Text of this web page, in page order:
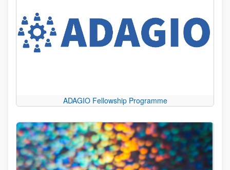
ADAGIO Fellowship Programme